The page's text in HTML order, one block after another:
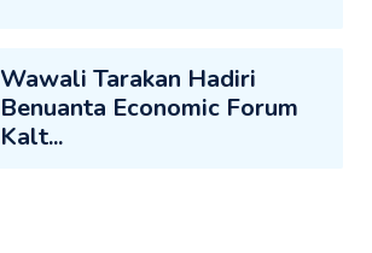
Wawali Tarakan Hadiri
Benuanta Economic Forum
Kalt...